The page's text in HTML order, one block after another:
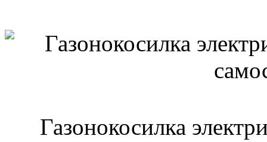
Газонокосилка